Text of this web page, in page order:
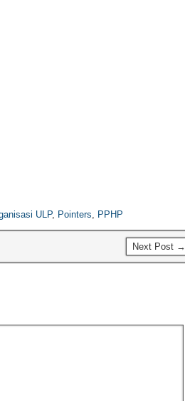
ULP, Pointers, PPHP
Next Post →